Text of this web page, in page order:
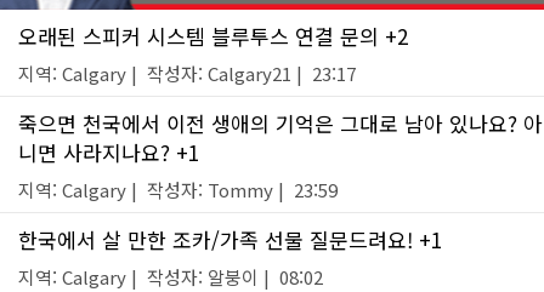
오래된 스피커 시스템 블루투스 연결 문의 +2
지역: Calgary | 작성자: Calgary21 | 23:17
죽으면 천국에서 이전 생애의 기억은 그대로 남아 있나요? 아
니면 사라지나요? +1
지역: Calgary | 작성자: Tommy | 23:59
한국에서 살 만한 조카/가족 선물 질문드려요! +1
지역: Calgary | 작성자: 알붕이 | 08:02